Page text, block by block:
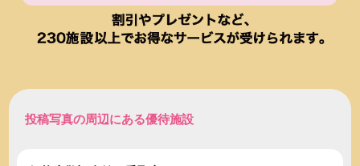
投稿写真の周辺にある優待施設